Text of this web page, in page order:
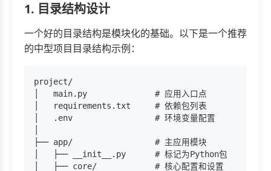
1. 目录结构设计
一个好的目录结构是模块化的基础。以下是一个推荐
的中型项目目录结构示例：
project/
│   main.py              # 应用入口点
│   requirements.txt     # 依赖包列表
│   .env                 # 环境变量配置
├── app/                 # 主应用模块
│   ├── __init__.py      # 标记为Python包
│   ├── core/            # 核心配置和设置